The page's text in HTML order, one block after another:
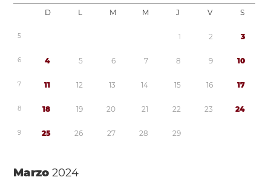
D L M M J V S
5 1 2 3
6 4 5 6 7 8 9 10
7 11 12 13 14 15 16 17
8 18 19 20 21 22 23 24
9 25 26 27 28 29
Marzo2024